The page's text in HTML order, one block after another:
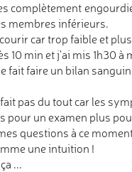
complètement
membres inférieurs.
car trop faible et
10 min et j'ai mis 1h30 à
fait faire un bilan
pas du tout car les
pour un examen plus
questions à ce
une intuition !
...